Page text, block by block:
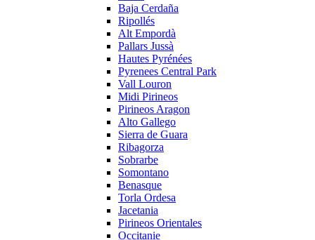
Baja Cerdaña
Ripollés
Alt Empordà
Pallars Jussà
Hautes Pyrénées
Pyrenees Central Park
Vall Louron
Midi Pirineos
Pirineos Aragon
Alto Gallego
Sierra de Guara
Ribagorza
Sobrarbe
Somontano
Benasque
Torla Ordesa
Jacetania
Pirineos Orientales
Occitanie